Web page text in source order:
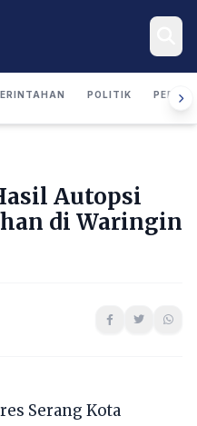
POLITIK
Autopsi
di Waringin
Serang Kota